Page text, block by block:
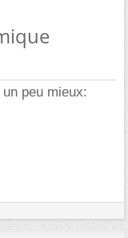
peu mieux: